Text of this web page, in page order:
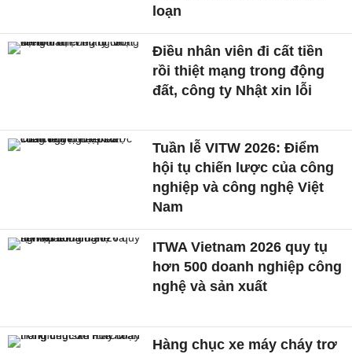
loạn
Điều nhân viên đi cất tiền
rồi thiệt mạng trong động
đất, công ty Nhật xin lỗi
Tuần lễ VITW 2026: Điểm
hội tụ chiến lược của công
nghiệp và công nghệ Việt
Nam
ITWA Vietnam 2026 quy tụ
hơn 500 doanh nghiệp công
nghệ và sản xuất
Hàng chục xe máy cháy trơ